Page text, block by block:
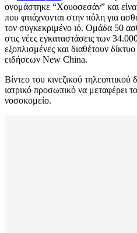
ονομάστηκε “Χουοσεσάν” και
που φτιάχνονται στην πόλη για
τον συγκεκριμένο ιό. Ομάδα 50
στις νέες εγκαταστάσεις των
εξοπλισμένες και διαθέτουν
ειδήσεων New China.
Βίντεο του κινεζικού τηλεοπτικού
ιατρικό προσωπικό να μεταφέρει
νοσοκομείο.